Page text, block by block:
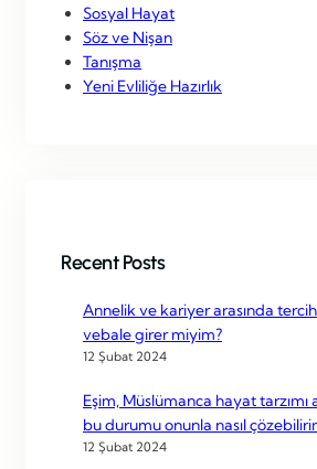
Sosyal Hayat
Söz ve Nişan
Tanışma
Yeni Evliliğe Hazırlık
Recent Posts
Annelik ve kariyer arasında
vebale girer miyim?
12 Şubat 2024
Eşim, Müslümanca hayat tarzımı
bu durumu onunla nasıl
12 Şubat 2024